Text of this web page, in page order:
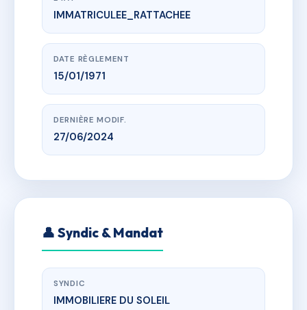
www.vme.plus/AB6578587
L'AURORE
Quartier La Chausière 05200 EMBRUN
IMMATRICULEE_RATTACHEE
DATE RÈGLEMENT
15/01/1971
DERNIÈRE MODIF.
27/06/2024
👤 Syndic & Mandat
SYNDIC
IMMOBILIERE DU SOLEIL